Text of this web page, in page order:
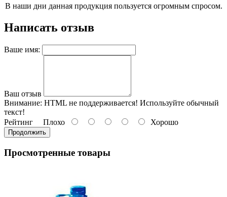
В наши дни данная продукция пользуется огромным спросом.
Написать отзыв
Ваше имя:
Ваш отзыв
Внимание: HTML не поддерживается! Используйте обычный
текст!
Рейтинг Плохо Хорошо
Продолжить
Просмотренные товары